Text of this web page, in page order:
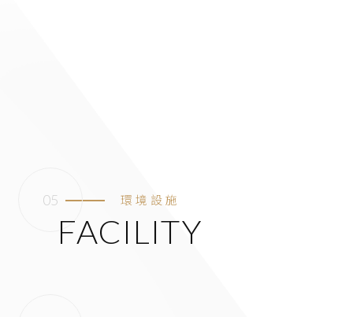
環境設施
FACILITY